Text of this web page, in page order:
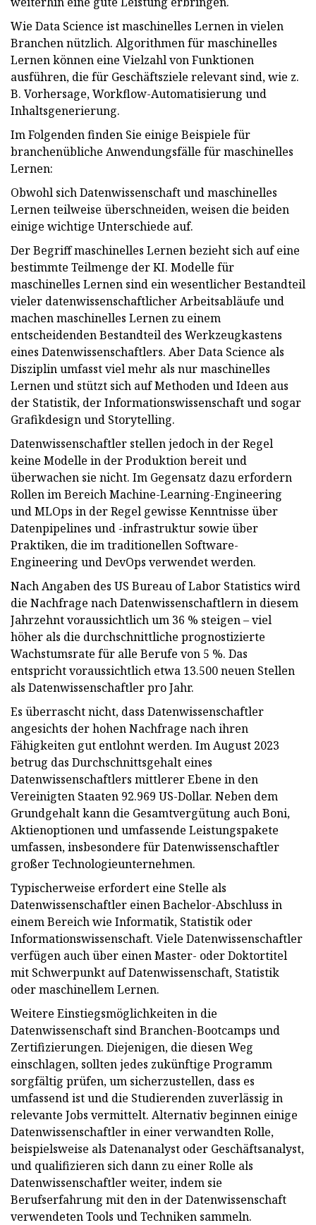
Wie Data Science ist maschinelles Lernen in vielen
Branchen nützlich. Algorithmen für maschinelles
Lernen können eine Vielzahl von Funktionen
ausführen, die für Geschäftsziele relevant sind, wie z.
B. Vorhersage, Workflow-Automatisierung und
Inhaltsgenerierung.
Im Folgenden finden Sie einige Beispiele für
branchenübliche Anwendungsfälle für maschinelles
Lernen:
Obwohl sich Datenwissenschaft und maschinelles
Lernen teilweise überschneiden, weisen die beiden
einige wichtige Unterschiede auf.
Der Begriff maschinelles Lernen bezieht sich auf eine
bestimmte Teilmenge der KI. Modelle für
maschinelles Lernen sind ein wesentlicher Bestandteil
vieler datenwissenschaftlicher Arbeitsabläufe und
machen maschinelles Lernen zu einem
entscheidenden Bestandteil des Werkzeugkastens
eines Datenwissenschaftlers. Aber Data Science als
Disziplin umfasst viel mehr als nur maschinelles
Lernen und stützt sich auf Methoden und Ideen aus
der Statistik, der Informationswissenschaft und sogar
Grafikdesign und Storytelling.
Datenwissenschaftler stellen jedoch in der Regel
keine Modelle in der Produktion bereit und
überwachen sie nicht. Im Gegensatz dazu erfordern
Rollen im Bereich Machine-Learning-Engineering
und MLOps in der Regel gewisse Kenntnisse über
Datenpipelines und -infrastruktur sowie über
Praktiken, die im traditionellen Software-
Engineering und DevOps verwendet werden.
Nach Angaben des US Bureau of Labor Statistics wird
die Nachfrage nach Datenwissenschaftlern in diesem
Jahrzehnt voraussichtlich um 36 % steigen – viel
höher als die durchschnittliche prognostizierte
Wachstumsrate für alle Berufe von 5 %. Das
entspricht voraussichtlich etwa 13.500 neuen Stellen
als Datenwissenschaftler pro Jahr.
Es überrascht nicht, dass Datenwissenschaftler
angesichts der hohen Nachfrage nach ihren
Fähigkeiten gut entlohnt werden. Im August 2023
betrug das Durchschnittsgehalt eines
Datenwissenschaftlers mittlerer Ebene in den
Vereinigten Staaten 92.969 US-Dollar. Neben dem
Grundgehalt kann die Gesamtvergütung auch Boni,
Aktienoptionen und umfassende Leistungspakete
umfassen, insbesondere für Datenwissenschaftler
großer Technologieunternehmen.
Typischerweise erfordert eine Stelle als
Datenwissenschaftler einen Bachelor-Abschluss in
einem Bereich wie Informatik, Statistik oder
Informationswissenschaft. Viele Datenwissenschaftler
verfügen auch über einen Master- oder Doktortitel
mit Schwerpunkt auf Datenwissenschaft, Statistik
oder maschinellem Lernen.
Weitere Einstiegsmöglichkeiten in die
Datenwissenschaft sind Branchen-Bootcamps und
Zertifizierungen. Diejenigen, die diesen Weg
einschlagen, sollten jedes zukünftige Programm
sorgfältig prüfen, um sicherzustellen, dass es
umfassend ist und die Studierenden zuverlässig in
relevante Jobs vermittelt. Alternativ beginnen einige
Datenwissenschaftler in einer verwandten Rolle,
beispielsweise als Datenanalyst oder Geschäftsanalyst,
und qualifizieren sich dann zu einer Rolle als
Datenwissenschaftler weiter, indem sie
Berufserfahrung mit den in der Datenwissenschaft
verwendeten Tools und Techniken sammeln.